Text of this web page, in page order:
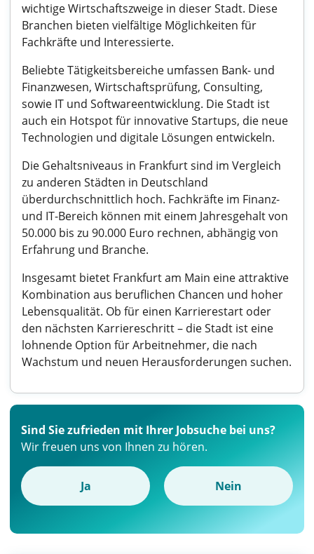
wichtige Wirtschaftszweige in dieser Stadt. Diese
Branchen bieten vielfältige Möglichkeiten für
Fachkräfte und Interessierte.
Beliebte Tätigkeitsbereiche umfassen Bank- und
Finanzwesen, Wirtschaftsprüfung, Consulting,
sowie IT und Softwareentwicklung. Die Stadt ist
auch ein Hotspot für innovative Startups, die neue
Technologien und digitale Lösungen entwickeln.
Die Gehaltsniveaus in Frankfurt sind im Vergleich
zu anderen Städten in Deutschland
überdurchschnittlich hoch. Fachkräfte im Finanz-
und IT-Bereich können mit einem Jahresgehalt von
50.000 bis zu 90.000 Euro rechnen, abhängig von
Erfahrung und Branche.
Insgesamt bietet Frankfurt am Main eine attraktive
Kombination aus beruflichen Chancen und hoher
Lebensqualität. Ob für einen Karrierestart oder
den nächsten Karriereschritt – die Stadt ist eine
lohnende Option für Arbeitnehmer, die nach
Wachstum und neuen Herausforderungen suchen.
Sind Sie zufrieden mit Ihrer Jobsuche bei uns?
Wir freuen uns von Ihnen zu hören.
Ja Nein